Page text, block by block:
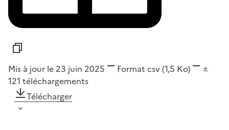
Mis à jour le 23 juin 2025 Format csv(1,5 Ko)
121 téléchargements
Télécharger